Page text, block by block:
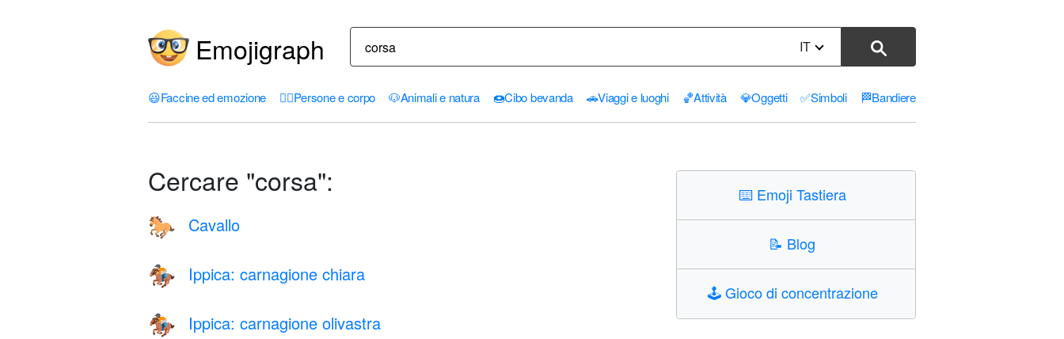
Emojigraph IT
😃Faccine ed emozione 🤦‍♀️Persone e corpo 🐶Animali e natura 🍩Cibo bevanda 🚗Viaggi e luoghi 🏀Attività 💎Oggetti ✅Simboli 🏁Bandiere
Cercare "corsa":
🐎 Cavallo
🏇🏻 Ippica: carnagione chiara
🏇🏽 Ippica: carnagione olivastra
⌨️ Emoji Tastiera
📝 Blog
🕹️Gioco di concentrazione